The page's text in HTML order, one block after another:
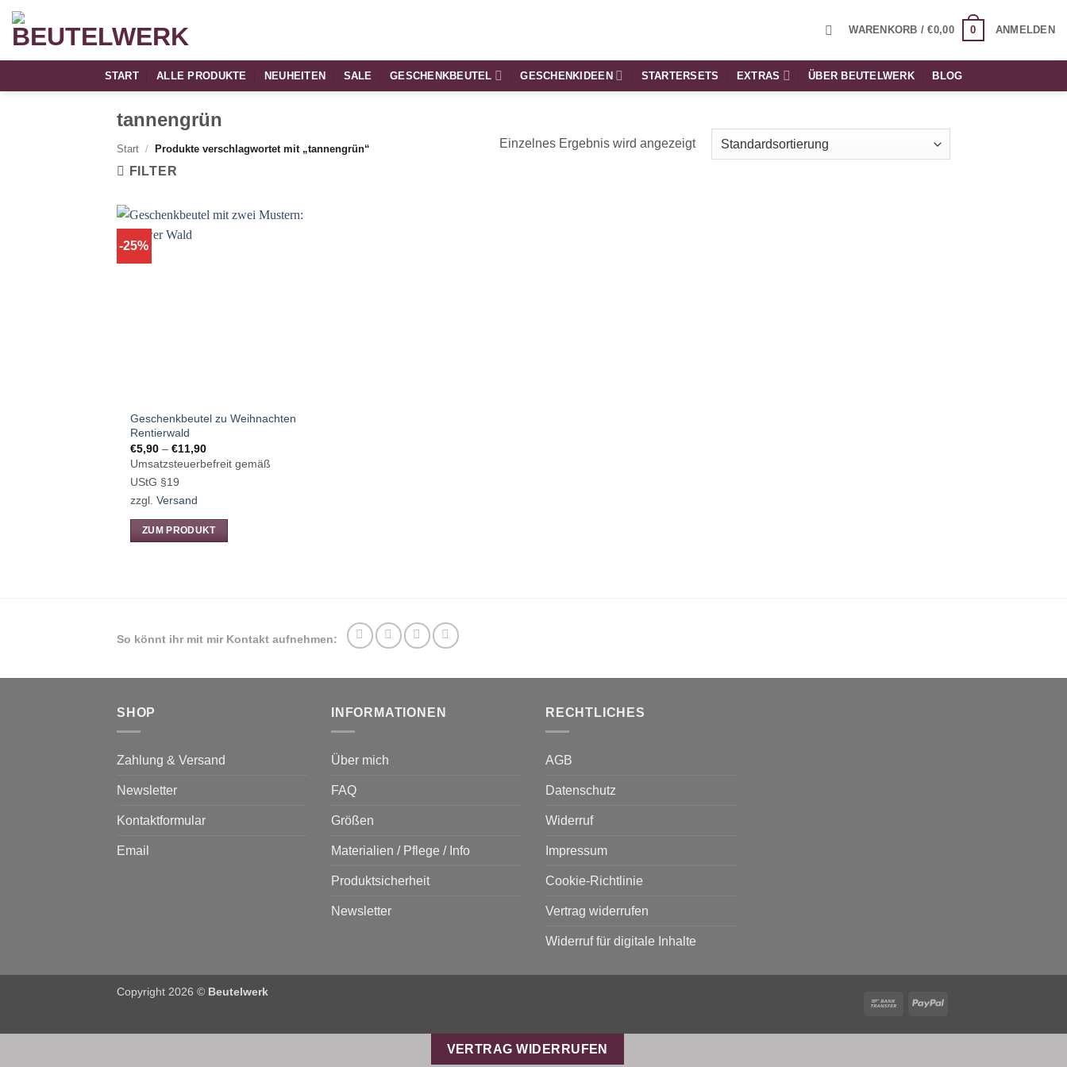
Zum
Inhalt
springen
WARENKORB /€0,00 0 ANMELDEN
START ALLE PRODUKTE NEUHEITEN SALE GESCHENKBEUTEL GESCHENKIDEEN STARTERSETS EXTRAS ÜBER BEUTELWERK BLOG
tannengrün
Start / Produkte verschlagwortet mit „tannengrün“
FILTER
Einzelnes Ergebnis wird angezeigt
-25%
Geschenkbeutel zu Weihnachten
Rentierwald
€5,90 –€11,90Preisspanne:
€5,90
bis
Umsatzsteuerbefreit gemäß
UStG §19
zzgl.Versand
ZUM PRODUKT
auf.
Optionen
auf
der
gewählt
werden
So könnt ihr mit mir Kontakt aufnehmen:
SHOP
Zahlung & Versand
Newsletter
Kontaktformular
Email
INFORMATIONEN
Über mich
FAQ
Größen
Materialien / Pflege / Info
Produktsicherheit
Newsletter
RECHTLICHES
AGB
Datenschutz
Widerruf
Impressum
Cookie-Richtlinie
Vertrag widerrufen
Widerruf für digitale Inhalte
Bank
PayPal
Copyright 2026 © Beutelwerk
VERTRAG WIDERRUFEN